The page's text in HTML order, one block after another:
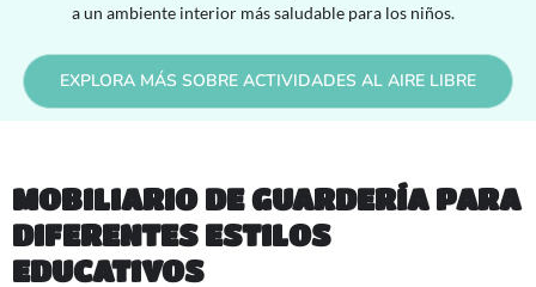
a un ambiente interior más saludable para los niños.
EXPLORA MÁS SOBRE ACTIVIDADES AL AIRE LIBRE
MOBILIARIO DE GUARDERÍA PARA
DIFERENTES ESTILOS
EDUCATIVOS